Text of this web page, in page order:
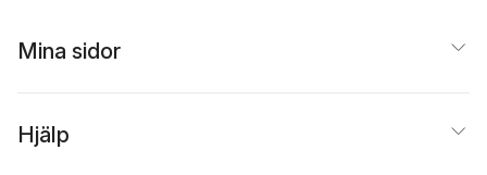
Mina sidor
Hjälp